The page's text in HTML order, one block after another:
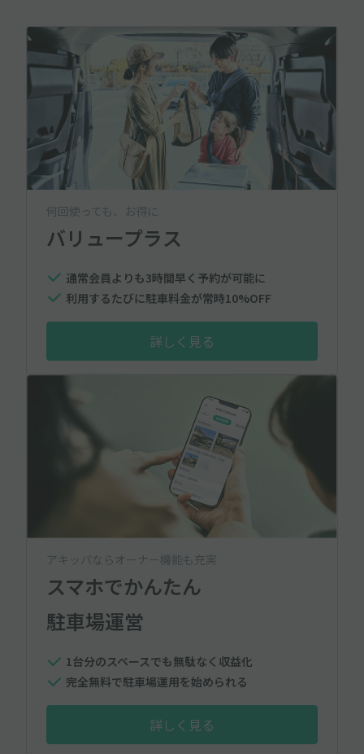
何回使っても、お得に
バリュープラス
通常会員よりも3時間早く予約が可能に
利用するたびに駐車料金が常時10%OFF
詳しく見る
アキッパならオーナー機能も充実
スマホでかんたん
駐車場運営
1台分のスペースでも無駄なく収益化
完全無料で駐車場運用を始められる
詳しく見る